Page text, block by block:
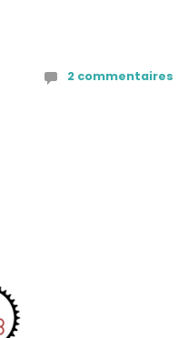
2 commentaires